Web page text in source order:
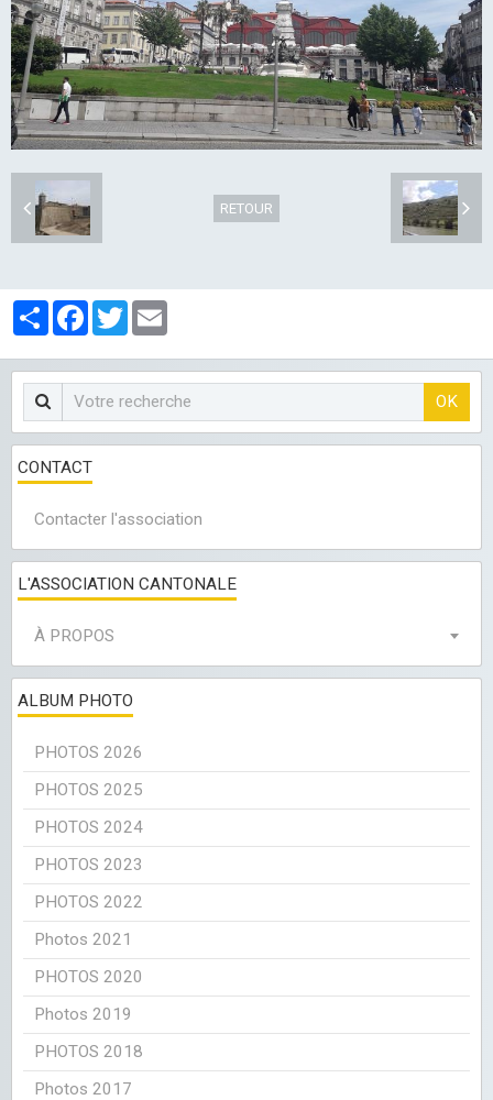
LES CLUBS
RETOUR
PartagerFacebook
Twitter
OK
CONTACT
Contacter l'association
L'ASSOCIATION CANTONALE
À PROPOS
ALBUM PHOTO
PHOTOS 2026
PHOTOS 2025
PHOTOS 2024
PHOTOS 2023
PHOTOS 2022
Photos 2021
PHOTOS 2020
Photos 2019
PHOTOS 2018
Photos 2017